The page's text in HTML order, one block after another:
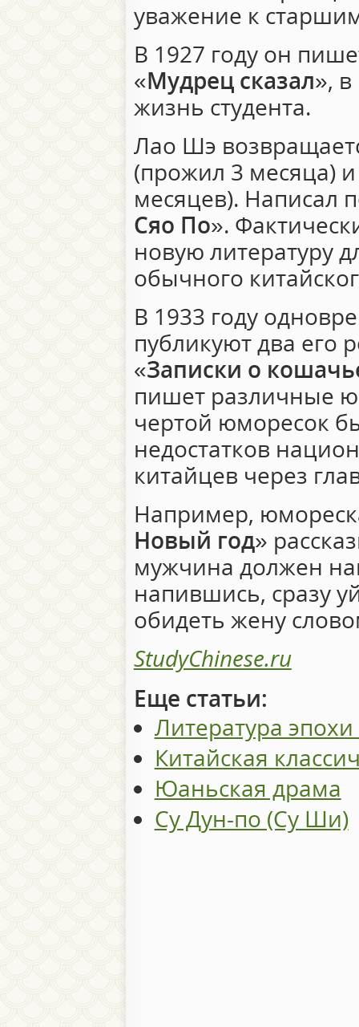
уважение к
В 1927 году он
«Мудрец сказал»,
жизнь студента.
Лао Шэ
(прожил 3 месяца)
месяцев). Написал
Сяо По».
новую литературу
обычного
В 1933 году
публикуют два его
«Записки о
пишет различные
чертой юморесок
недостатков
китайцев через
Например,
Новый год»
мужчина должен
напившись, сразу
обидеть жену
StudyChinese.ru
Еще статьи:
Литература
Китайская
Юаньская драма
Су Дун-по (Су Ши)